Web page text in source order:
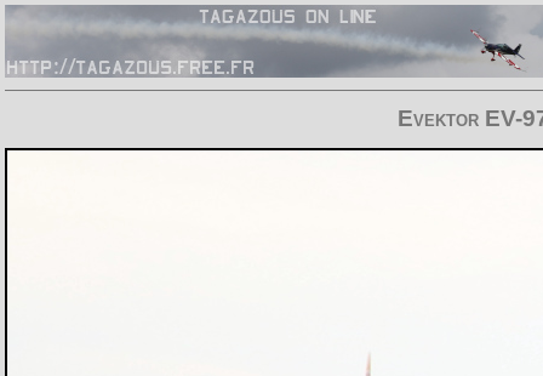
Evektor EV-